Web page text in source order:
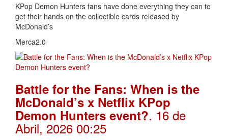
KPop Demon Hunters fans have done everything they can to
get their hands on the collectible cards released by
McDonald’s
Merca2.0
Battle for the Fans: When is the
McDonald’s x Netflix KPop
Demon Hunters event?. 16 de
Abril, 2026 00:25